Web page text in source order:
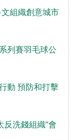
組織創意城市
列賽羽毛球公
動 預防和打擊
反洗錢組織”會